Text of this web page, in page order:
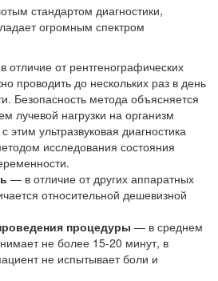
стандартом диагностики,
огромным спектром
отличие от рентгенографических
проводить до нескольких раз в день
Безопасность метода объясняется
лучевой нагрузки на организм
этим ультразвуковая диагностика
исследования состояния
— в отличие от других аппаратных
относительной дешевизной
процедуры — в среднем
не более 15-20 минут, в
не испытывает боли и